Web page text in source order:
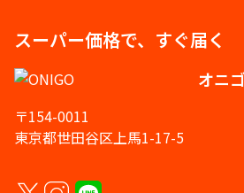
スーパー価格で、すぐ届く
オニ
〒154-0011
東京都世田谷区上馬1-17-5